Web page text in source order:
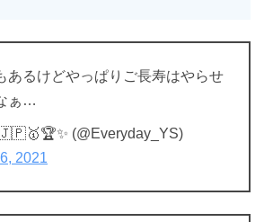
あるけどやっぱりご長寿はやらせ
ぁ…
(@Everyday_YS)
2021